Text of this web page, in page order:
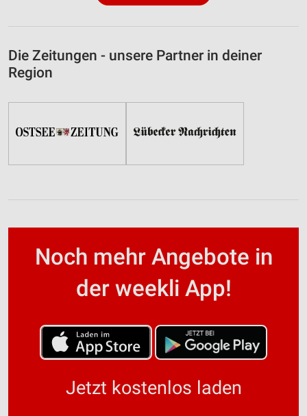
Die Zeitungen - unsere Partner in deiner
Region
Noch mehr Angebote in
der weekli App!
Jetzt kostenlos laden